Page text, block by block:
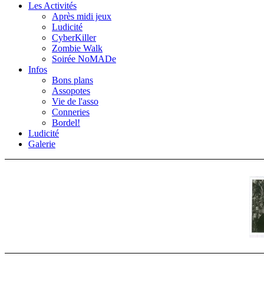
Les Activités
Après midi jeux
Ludicité
CyberKiller
Zombie Walk
Soirée NoMADe
Infos
Bons plans
Assopotes
Vie de l'asso
Conneries
Bordel!
Ludicité
Galerie